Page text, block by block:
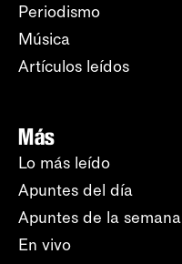
Periodismo
Música
Artículos leídos
Más
Lo más leído
Apuntes del día
Apuntes de la semana
En vivo